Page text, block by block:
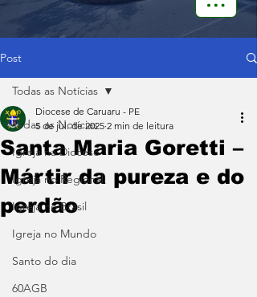
Post
Todas as Notícias
Igreja na Diocese
Igreja no Regional
Igreja no Brasil
Igreja no Mundo
Santo do dia
60AGB
Todas as Notícias
Santa Maria Goretti –
Mártir da pureza e do
perdão
Diocese de Caruaru - PE
5 de jul. de 2025 2 min de leitura